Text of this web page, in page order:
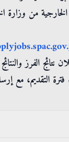
من وزارة
دوام الأربعاء 15/07/2026، على أن يتم
التقديم، مع